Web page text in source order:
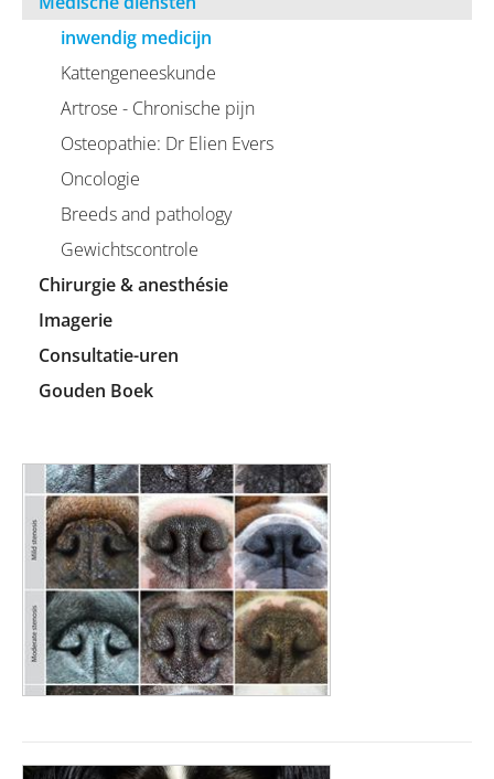
inwendig medicijn
Kattengeneeskunde
Artrose - Chronische pijn
Osteopathie: Dr Elien Evers
Oncologie
Breeds and pathology
Gewichtscontrole
Chirurgie & anesthésie
Imagerie
Consultatie-uren
Gouden Boek